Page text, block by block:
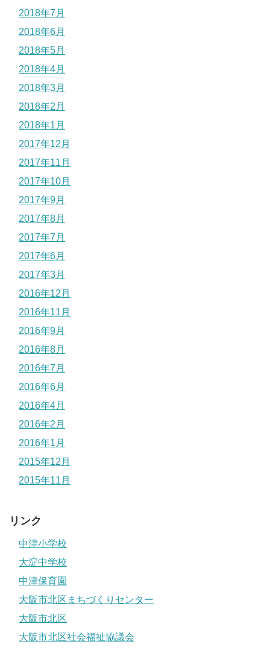
2018年7月
2018年6月
2018年5月
2018年4月
2018年3月
2018年2月
2018年1月
2017年12月
2017年11月
2017年10月
2017年9月
2017年8月
2017年7月
2017年6月
2017年3月
2016年12月
2016年11月
2016年9月
2016年8月
2016年7月
2016年6月
2016年4月
2016年2月
2016年1月
2015年12月
2015年11月
リンク
中津小学校
大淀中学校
中津保育園
大阪市北区まちづくりセンター
大阪市北区
大阪市北区社会福祉協議会